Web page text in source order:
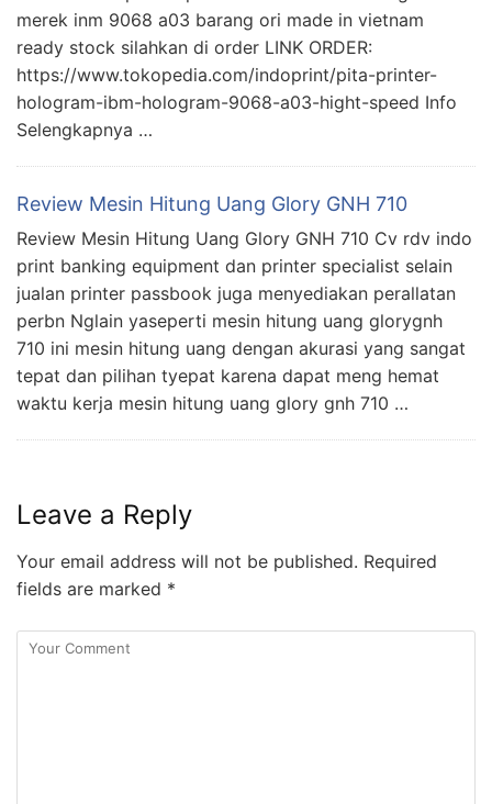
merek inm 9068 a03 barang ori made in vietnam
ready stock silahkan di order LINK ORDER:
https://www.tokopedia.com/indoprint/pita-printer-
hologram-ibm-hologram-9068-a03-hight-speed Info
Selengkapnya …
Review Mesin Hitung Uang Glory GNH 710
Review Mesin Hitung Uang Glory GNH 710 Cv rdv indo
print banking equipment dan printer specialist selain
jualan printer passbook juga menyediakan perallatan
perbn Nglain yaseperti mesin hitung uang glorygnh
710 ini mesin hitung uang dengan akurasi yang sangat
tepat dan pilihan tyepat karena dapat meng hemat
waktu kerja mesin hitung uang glory gnh 710 …
Leave a Reply
Your email address will not be published. Required
fields are marked *